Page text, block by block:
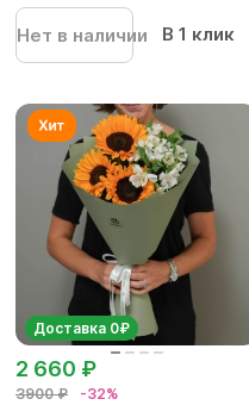
-...
Нет в наличии В 1 клик
Доставка 0₽
3900 ₽ -32%
2 660 ₽